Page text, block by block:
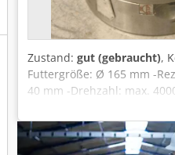
Zustand: gut (gebraucht),
Futtergröße: Ø 165 mm -
40 mm -Drehzahl: max.